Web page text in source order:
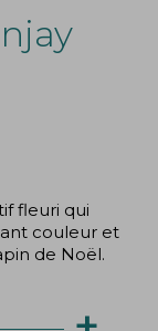
fleuri qui
couleur et
de Noël.